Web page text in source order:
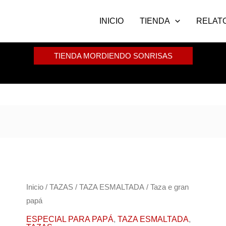
INICIO TIENDA
TIENDA MORDIENDO SONRISAS
Inicio/ TAZAS/ TAZA ESMALTADA/ Taza e gran
papá
ESPECIAL PARA PAPÁ, TAZA ESMALTADA,
Taza
e
gran